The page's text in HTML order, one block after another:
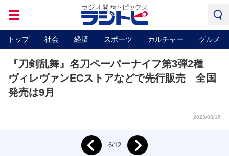
トップ 社会 経済 スポーツ カルチャー グルメ
『刀剣乱舞』名刀ペーパーナイフ第3弾2種
ヴィレヴァンECストアなどで先行販売 全国
発売は9月
2023/08/16
6/12